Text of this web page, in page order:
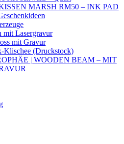
MARSH RM50 – INK PAD
mit Lasergravur
mit Gravur
Klischee (Druckstock)
| WOODEN BEAM – MIT